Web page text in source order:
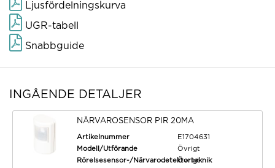
Ljusfördelningskurva
UGR-tabell
Snabbguide
INGÅENDE DETALJER
NÄRVAROSENSOR PIR 20MA
Artikelnummer
E1704631
Modell/Utförande
Övrigt
Rörelsesensor-/Närvarodetektorteknik
Övrigt